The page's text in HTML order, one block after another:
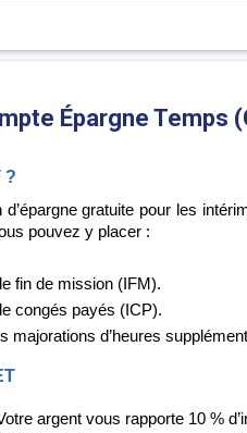
Épargne Temps
?
d’épargne gratuite pour les
pouvez y placer :
fin de mission (IFM).
congés payés (ICP).
majorations d’heures
argent vous rapporte 10 %